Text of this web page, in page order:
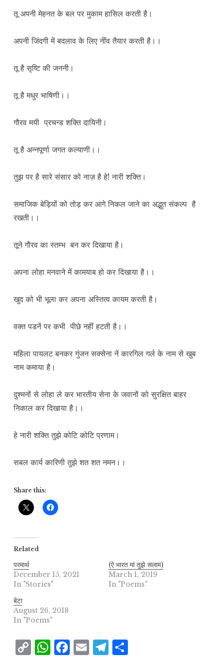
तू अपनी मेहनत के बल पर मुकाम हासिल करती है।
अपनी जिंदगी में बदलाव के लिए नींव तैयार करती है।।
तू है सृष्टि की जननी।
तू है मधुर भाषिणी।।
गौरव मयी प्रचन्ड शक्ति दायिनी।
तू है अन्नपूर्णा जगत कल्याणी।।
तुझ पर है सारे संसार को नाज़ है हे! नारी शक्ति।
समाजिक बेड़ियों को तोड़ कर आगे निकल जाने का अद्भुत संकल्प है
रखती।।
तूने गौरव का स्तम्भ बन कर दिखाया है।
अपना लोहा मनवाने में कामयाब हो कर दिखाया है।।
खुद को भी भूला कर अपना अस्तित्व कायम करती है।
वक्त पडनें पर कभी पीछे नहीं हटती है।।
महिला पायलट बनकर गुंजन सक्सेना नें कारगिल गर्ल के नाम से खुब
नाम कमाया है।
दुश्मनों से लोहा ले कर भारतीय सेना के जवानों को सुरक्षित बाहर
निकाल कर दिखाया है।।
हे नारी शक्ति तुझे कोटि कोटि प्रणाम।
सबल कार्य कारिणी तुझे शत शत नमन।।
Share this:
Related
परमार्थ
December 15, 2021
In "Stories"
(ऐ भारत मां तुझे सलाम)
March 1, 2019
In "Poems"
बेटा
August 26, 2018
In "Poems"
C W F
E
T